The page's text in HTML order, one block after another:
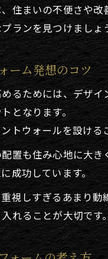
住まいの不便さや
ランを見つけましょ
ーム発想のコツ
るためには、デザ
となります。
トウォールを設け
置も住み心地に大
成功しています。
視しすぎるあまり
れることが大切です